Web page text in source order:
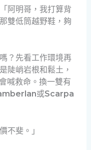
阿明哥，我打算背
雙低筒越野鞋，夠
？先看工作環境再
陡峭岩根和鬆土，
喊救命。換一雙有
或Scarpa
不斐。」